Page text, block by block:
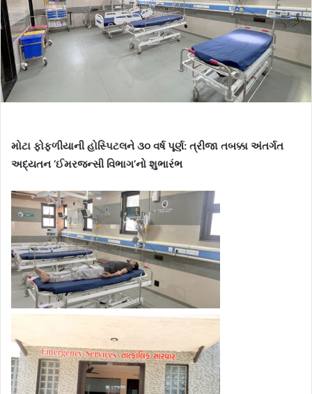
m
a
મોટા ફોફળીયાની હોસ્પિટલને ૩૦ વર્ષ પૂર્ણ: ત્રીજા તબક્કા અંતર્ગત
અદ્યતન ‘ઈમરજન્સી વિભાગ’નો શુભારંભ